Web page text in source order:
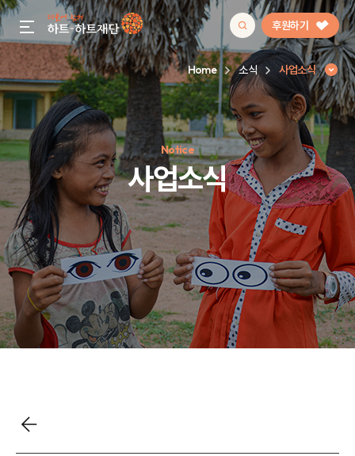
gnb menu open 후원하기
인기 키워드
#정기후원#하트플레이스#캠페인#팬덤후원
Home 소식 사업소식
Notice
사업소식
사업소식